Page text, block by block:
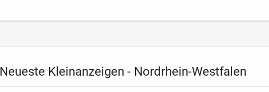
Neueste Kleinanzeigen - Nordrhein-Westfalen